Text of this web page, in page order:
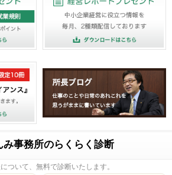
み事務所のらくらく診断
ついて、無料で診断いたします。